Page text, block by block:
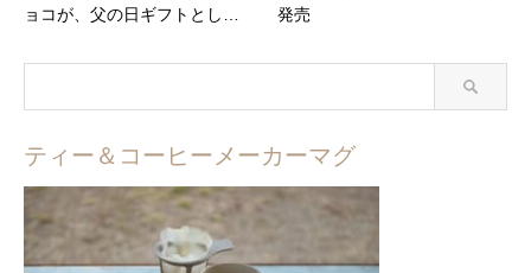
ョコが、父の日ギフトとし…
発売
ティー＆コーヒーメーカーマグ